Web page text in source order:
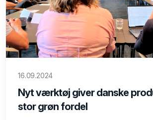
16.09.2024
Nyt værktøj giver danske
stor grøn fordel